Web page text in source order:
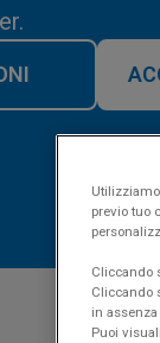
previo tuo
Cliccando
Cliccando
in
Puoi